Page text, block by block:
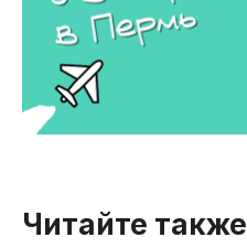
Читайте также